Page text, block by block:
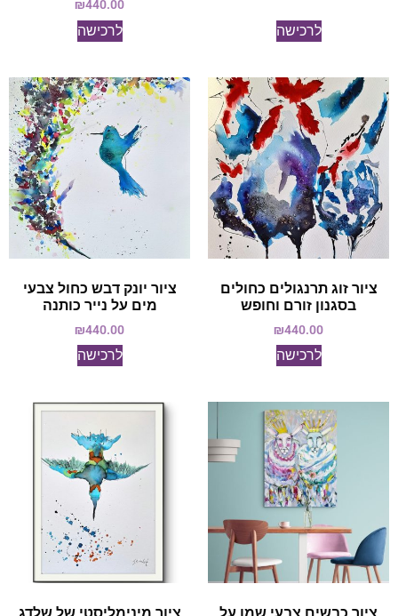
לרכישה
₪440.00
לרכישה
ציור זוג תרנגולים כחולים
בסגנון זורם וחופש
₪440.00
לרכישה
ציור יונק דבש כחול צבעי
מים על נייר כותנה
₪440.00
לרכישה